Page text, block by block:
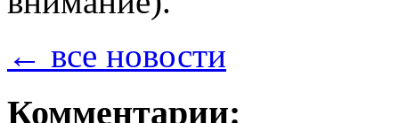
← все новости
Комментарии: